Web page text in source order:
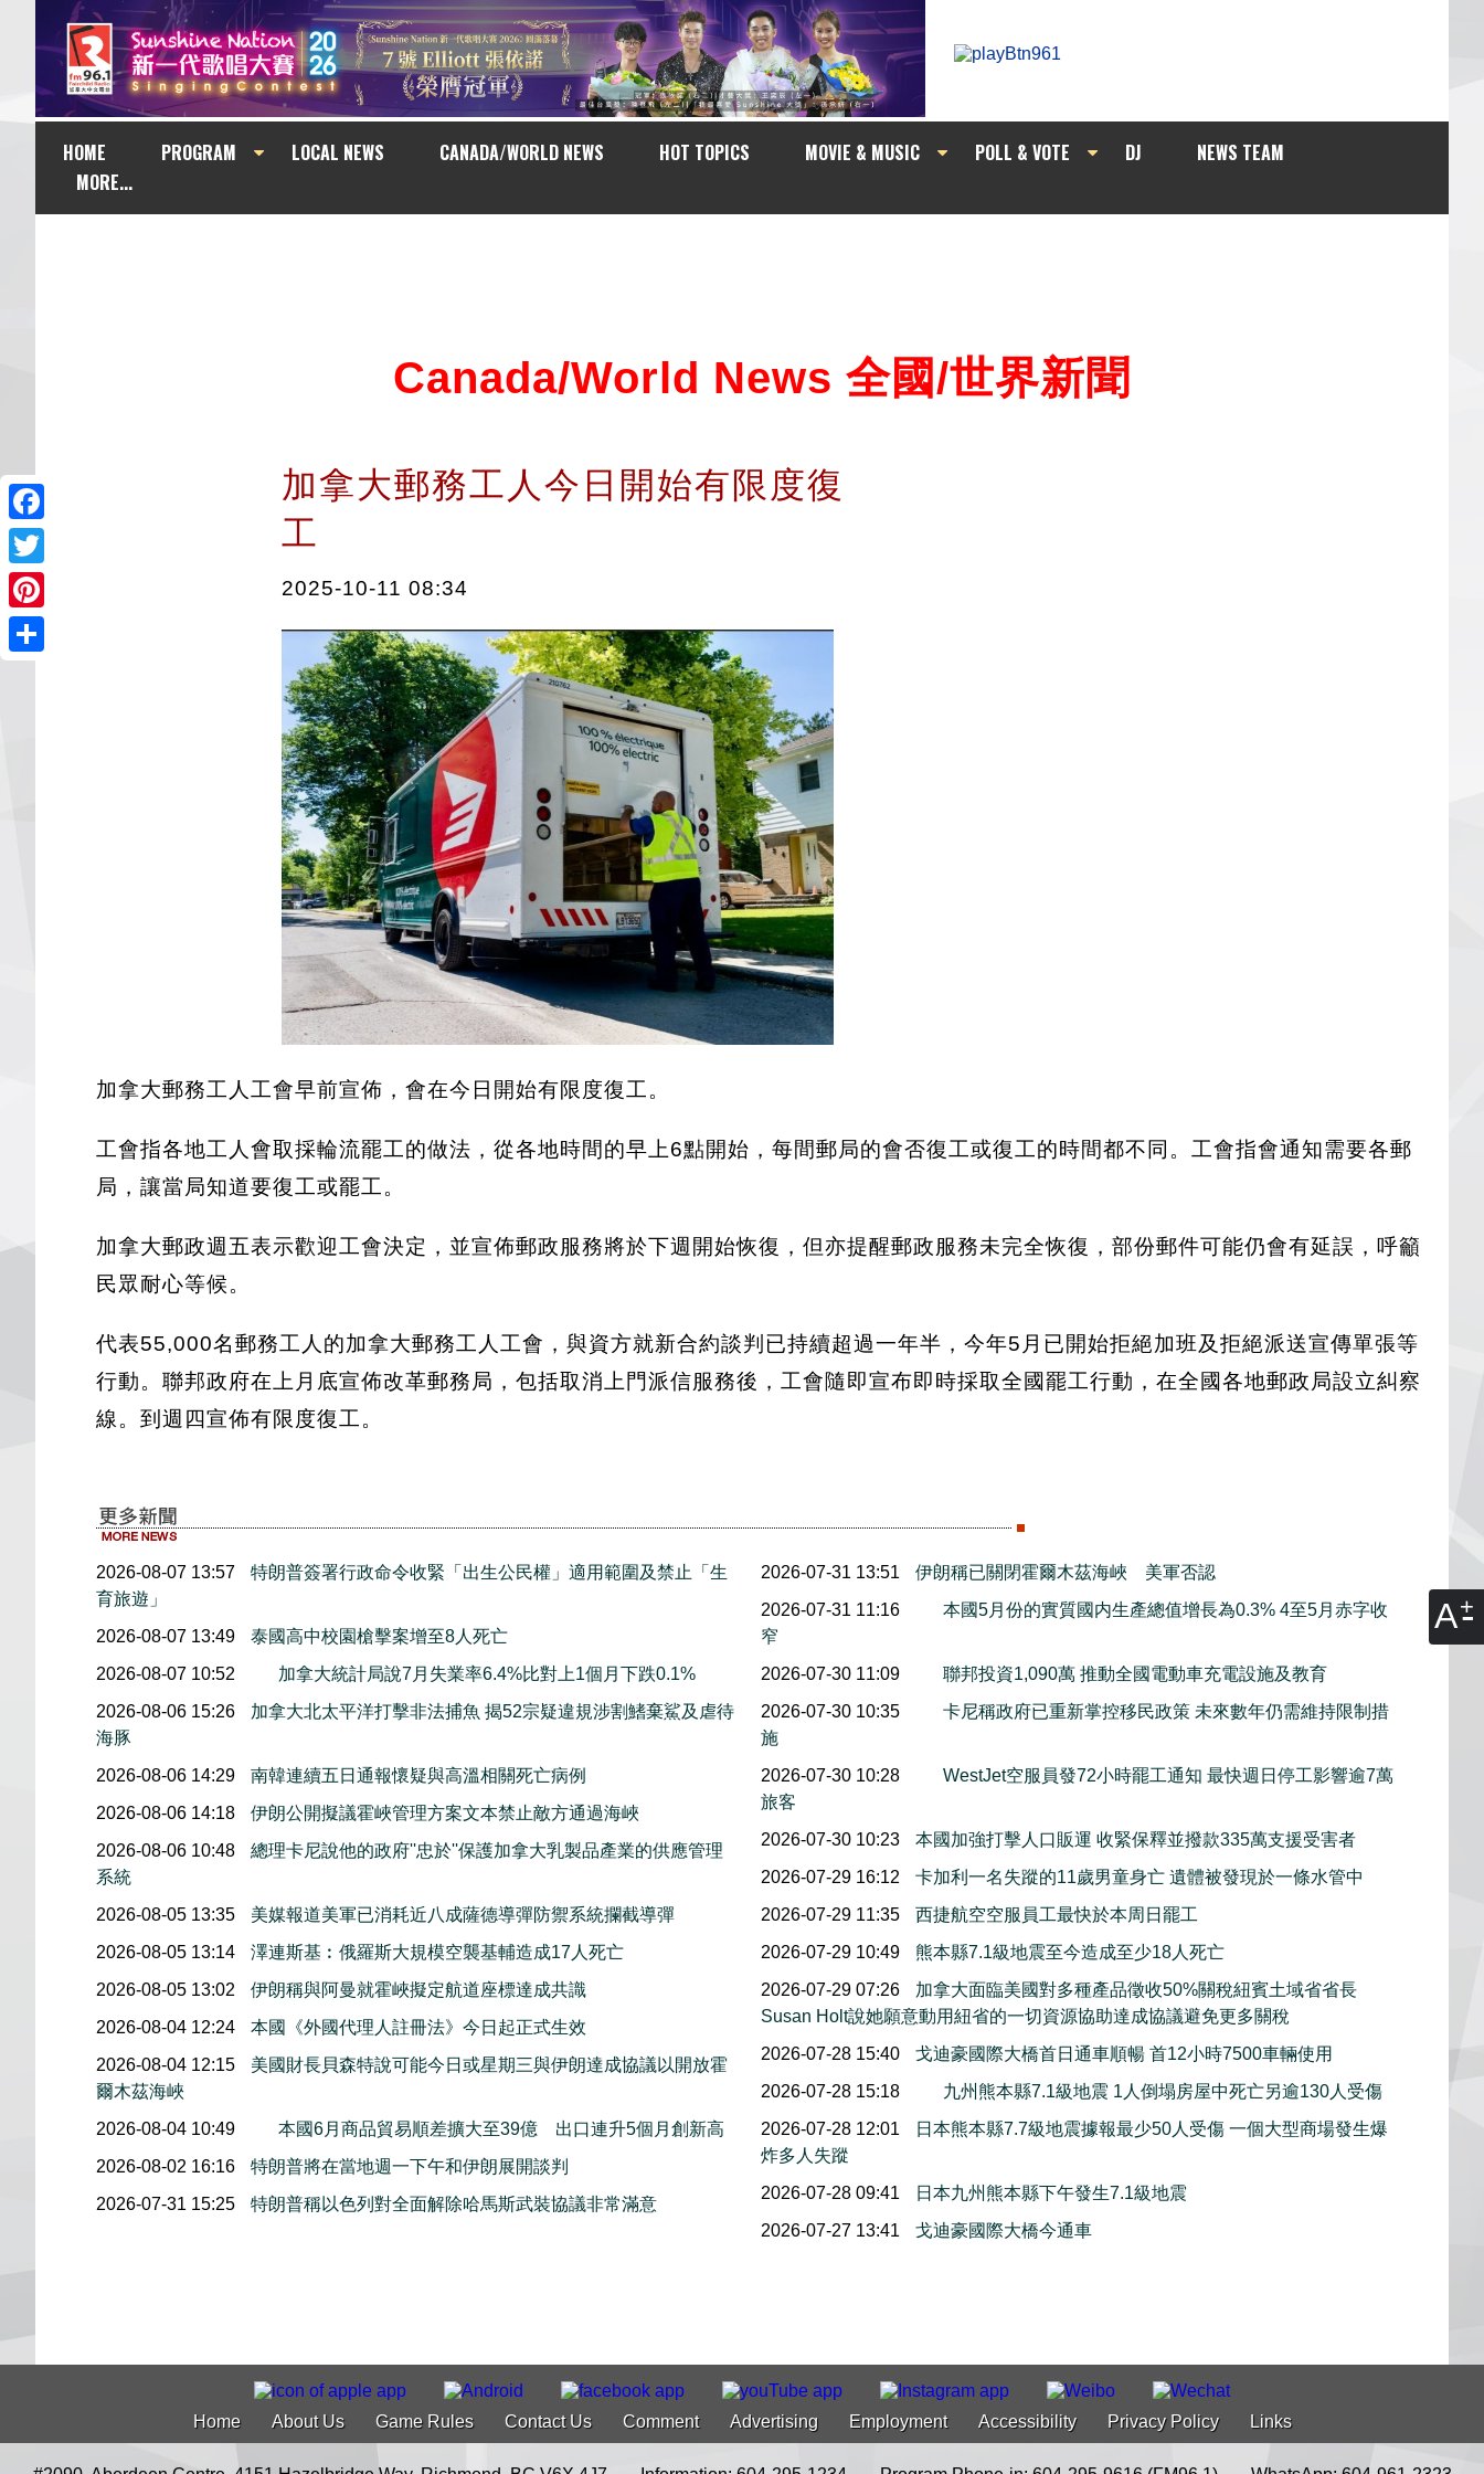
A
HOME PROGRAM LOCAL NEWS CANADA/WORLD NEWS HOT TOPICS MOVIE & MUSIC POLL & VOTE DJ
NEWS TEAM
MORE...
Facebook
Twitter
Pinterest
Canada/World News 全國/世界新聞
加拿大郵務工人今日開始有限度復
工
2025-10-11 08:34
加拿大郵務工人工會早前宣佈，會在今日開始有限度復工。
工會指各地工人會取採輪流罷工的做法，從各地時間的早上6點開始，每間郵局的會否復工或復工的時間都不同。工會指會通知需要各郵
局，讓當局知道要復工或罷工。
加拿大郵政週五表示歡迎工會決定，並宣佈郵政服務將於下週開始恢復，但亦提醒郵政服務未完全恢復，部份郵件可能仍會有延誤，呼籲
民眾耐心等候。
代表55,000名郵務工人的加拿大郵務工人工會，與資方就新合約談判已持續超過一年半，今年5月已開始拒絕加班及拒絕派送宣傳單張等
行動。聯邦政府在上月底宣佈改革郵務局，包括取消上門派信服務後，工會隨即宣布即時採取全國罷工行動，在全國各地郵政局設立糾察
線。到週四宣佈有限度復工。
2026-08-07 13:57
特朗普簽署行政命令收緊「出生公民權」適用範圍及禁止「生
育旅遊」
2026-08-07 13:49
泰國高中校園槍擊案增至8人死亡
2026-08-07 10:52
加拿大統計局說7月失業率6.4%比對上1個月下跌0.1%
2026-08-06 15:26
加拿大北太平洋打擊非法捕魚 揭52宗疑違規涉割鰭棄鯊及虐待
海豚
2026-08-06 14:29
南韓連續五日通報懷疑與高溫相關死亡病例
2026-08-06 14:18
伊朗公開擬議霍峽管理方案文本禁止敵方通過海峽
2026-08-06 10:48
總理卡尼說他的政府''忠於''保護加拿大乳製品產業的供應管理
系統
2026-08-05 13:35
美媒報道美軍已消耗近八成薩德導彈防禦系統攔截導彈
2026-08-05 13:14
澤連斯基︰俄羅斯大規模空襲基輔造成17人死亡
2026-08-05 13:02
伊朗稱與阿曼就霍峽擬定航道座標達成共識
2026-08-04 12:24
本國《外國代理人註冊法》今日起正式生效
2026-08-04 12:15
美國財長貝森特說可能今日或星期三與伊朗達成協議以開放霍
爾木茲海峽
2026-08-04 10:49
本國6月商品貿易順差擴大至39億 出口連升5個月創新高
2026-08-02 16:16
特朗普將在當地週一下午和伊朗展開談判
2026-07-31 15:25
特朗普稱以色列對全面解除哈馬斯武裝協議非常滿意
2026-07-31 13:51
伊朗稱已關閉霍爾木茲海峽 美軍否認
2026-07-31 11:16
本國5月份的實質國内生產總值增長為0.3% 4至5月赤字收
窄
2026-07-30 11:09
聯邦投資1,090萬 推動全國電動車充電設施及教育
2026-07-30 10:35
卡尼稱政府已重新掌控移民政策 未來數年仍需維持限制措
施
2026-07-30 10:28
WestJet空服員發72小時罷工通知 最快週日停工影響逾7萬
旅客
2026-07-30 10:23
本國加強打擊人口販運 收緊保釋並撥款335萬支援受害者
2026-07-29 16:12
卡加利一名失蹤的11歲男童身亡 遺體被發現於一條水管中
2026-07-29 11:35
西捷航空空服員工最快於本周日罷工
2026-07-29 10:49
熊本縣7.1級地震至今造成至少18人死亡
2026-07-29 07:26
加拿大面臨美國對多種產品徵收50%關稅紐賓土域省省長
Susan Holt說她願意動用紐省的一切資源協助達成協議避免更多關稅
2026-07-28 15:40
戈迪豪國際大橋首日通車順暢 首12小時7500車輛使用
2026-07-28 15:18
九州熊本縣7.1級地震 1人倒塌房屋中死亡另逾130人受傷
2026-07-28 12:01
日本熊本縣7.7級地震據報最少50人受傷 一個大型商場發生爆
炸多人失蹤
2026-07-28 09:41
日本九州熊本縣下午發生7.1級地震
2026-07-27 13:41
戈迪豪國際大橋今通車
Home About Us Game Rules Contact Us Comment Advertising Employment Accessibility Privacy Policy Links